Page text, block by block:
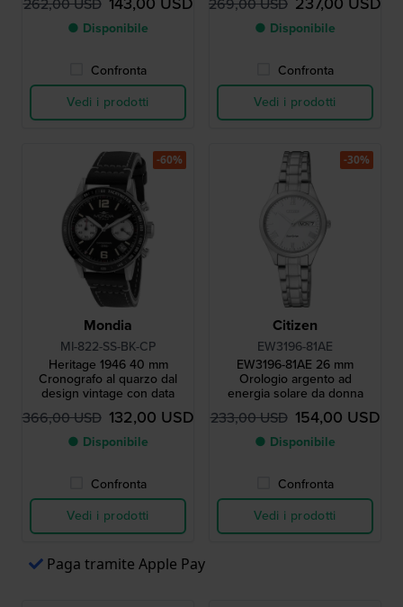
● Disponibile
Confronta
Vedi i prodotti
● Disponibile
Confronta
Vedi i prodotti
Mondia
MI-822-SS-BK-CP
Heritage 1946 40 mm
Cronografo al quarzo dal
design vintage con data
366,00 USD 132,00 USD
● Disponibile
Confronta
Vedi i prodotti
-60%
Citizen
EW3196-81AE
EW3196-81AE 26 mm
Orologio argento ad
energia solare da donna
233,00 USD 154,00 USD
● Disponibile
Confronta
Vedi i prodotti
-30%
Paga tramite Apple Pay